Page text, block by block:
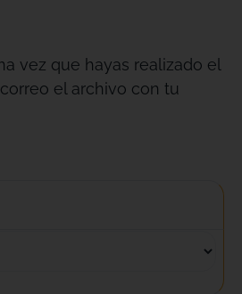
vez que hayas realizado el
el archivo con tu